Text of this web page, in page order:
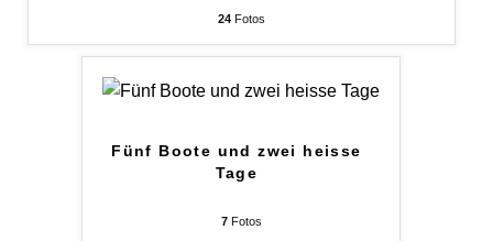
24Fotos
Fünf Boote und zwei heisse
Tage
7Fotos